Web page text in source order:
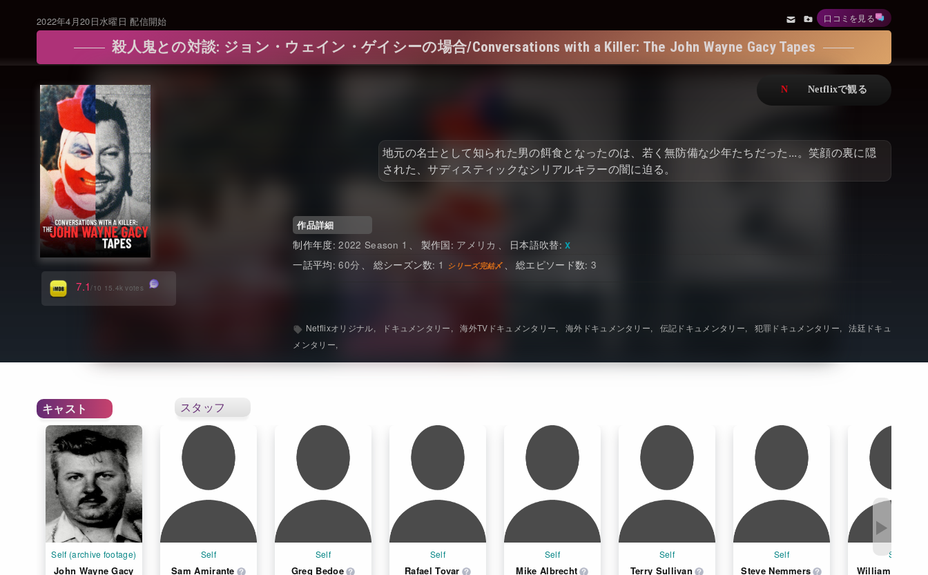
アジア映画
ドキュメンタリー
Netflixオリジナル作品
日本語吹替対応作品
その他の国のTV番組
Watchlistへ
Netflix Video
Netflix 吹替版作品
Netflix 高い評価の海外作品
Get Freaxフォーラム
Netflixコース別料金プラン
2022年4月20日水曜日 配信開始 口コミを見る
殺人鬼との対談: ジョン・ウェイン・ゲイシーの場合/Conversations with a Killer: The John Wayne Gacy Tapes
地元の名士として知られた男の餌食となったのは、若く無防備な少年たちだった...。笑顔の裏に隠
された、サディスティックなシリアルキラーの闇に迫る。
作品詳細
2022 Season 1
アメリカ
日本語吹替
60
1 3
7.1/10 15.4k votes
▶
スタッフ
キャスト
Self (archive footage)
John Wayne Gacy
Self
Sam Amirante
Self
Greg Bedoe
Self
Rafael Tovar
Self
Mike Albrecht
Self
Terry Sullivan
Self
Steve Nemmers
Self
William Kunkle
Netflixオリジナル ドキュメンタリー 海外TVドキュメンタリー 海外ドキュメンタリー 伝記ドキュメンタリー 犯罪ドキュメンタリー
法廷ドキュ
メンタリー